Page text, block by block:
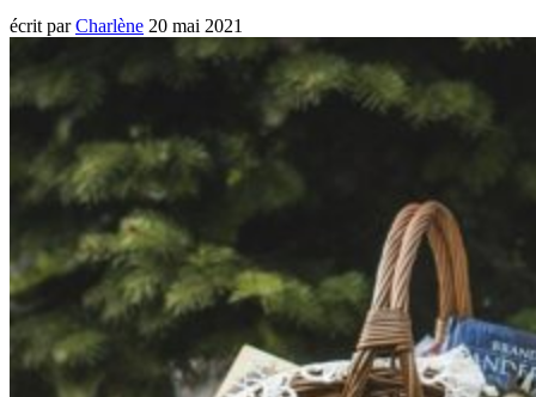
écrit parCharlène 20 mai 2021